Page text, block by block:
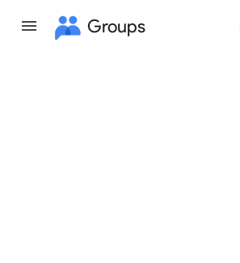
Groups